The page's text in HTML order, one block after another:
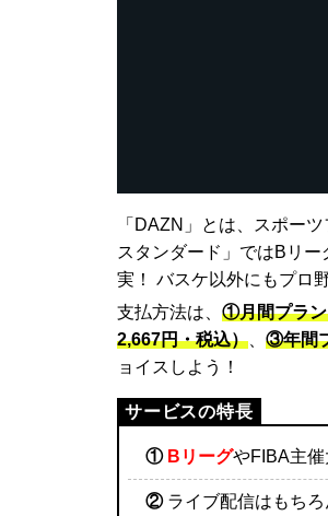
「DAZN」とは、スポー
スタンダード」ではBリ
実！ バスケ以外にもプロ
支払方法は、 ①月間プラン
2,667円・税込）
③年間
ョイスしよう！
① BリーグやFIBA主
②ライブ配信はもち